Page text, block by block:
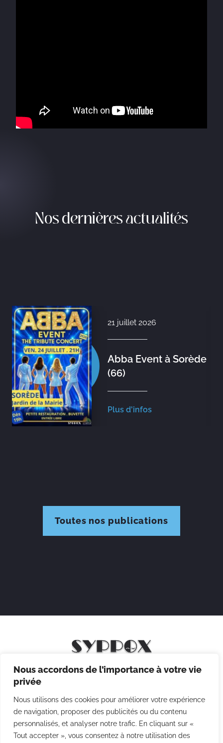
Nous accordons de l’importance à votre vie
privée
Nous utilisons des cookies pour améliorer votre expérience
de navigation, proposer des publicités ou du contenu
personnalisés, et analyser notre trafic. En cliquant sur «
Tout accepter », vous consentez à notre utilisation des
Nos dernières actualités
21 juillet 2026
Abba Event à Sorède
(66)
Plus d'infos
Toutes nos publications
Mentions légales
Politique des cookies
CGV